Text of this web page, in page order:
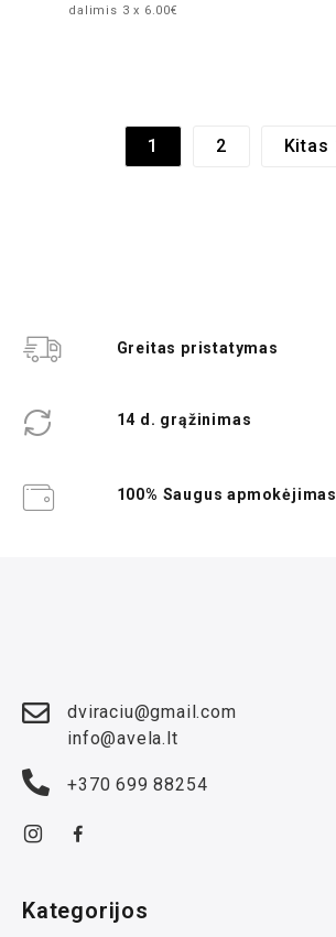
dalimis 3 x 6.00€
1 2 Kitas
Greitas pristatymas
14 d. grąžinimas
100% Saugus apmokėjimas
dviraciu@gmail.com
info@avela.lt
+370 699 88254
Kategorijos